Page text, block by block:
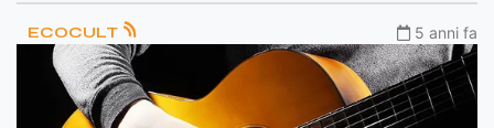
ECOCULT 5 anni fa